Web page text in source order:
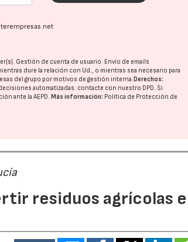
Gestión de cuenta de usuario. Envío de emails
dure la relación con Ud., o mientras sea necesario para
del grupo por motivos de gestión interna. Derechos:
automatizadas: contacte con nuestro DPD. Si
ante laAEPD. Más información: Política de Protección de
residuos agrícolas